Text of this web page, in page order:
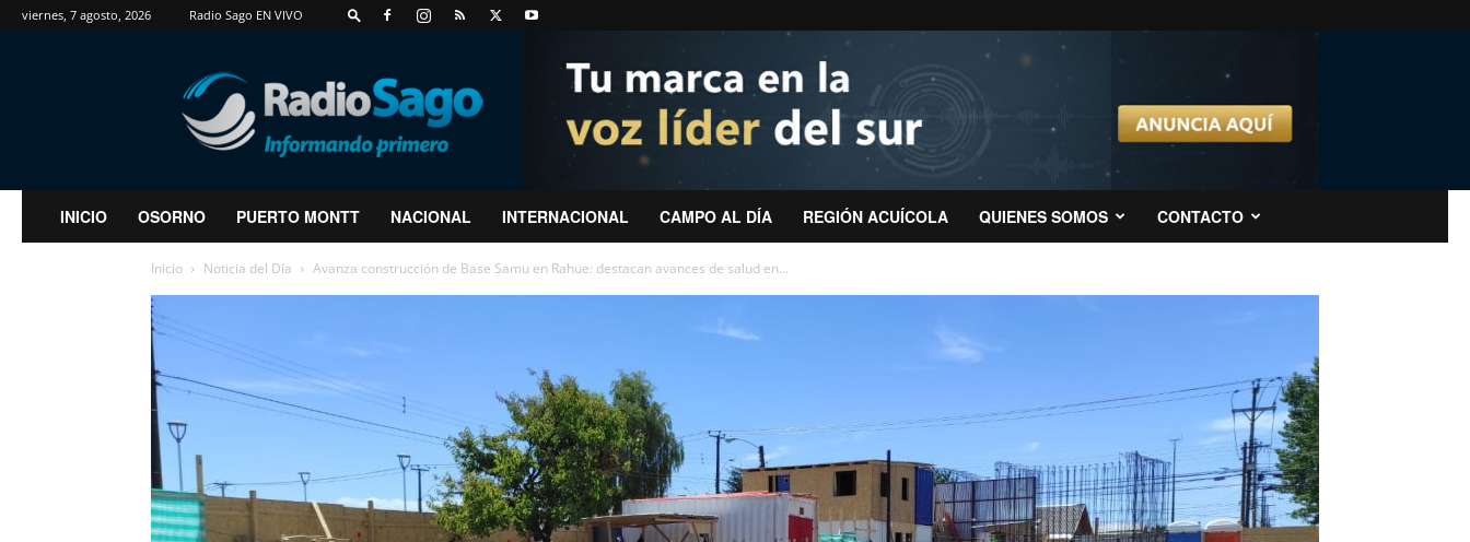
viernes, 7 agosto, 2026 Radio Sago EN VIVO
RadioSago
INICIO OSORNO PUERTO MONTT NACIONAL INTERNACIONAL CAMPO AL DÍA REGIÓN ACUÍCOLA QUIENES SOMOS CONTACTO
Inicio Noticia del Día Avanza construcción de Base Samu en Rahue: destacan avances de salud en...